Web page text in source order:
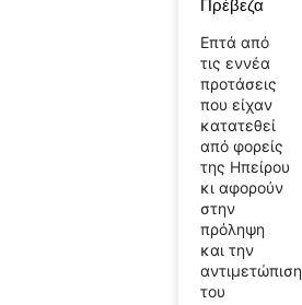
Πρέβεζα
Επτά από
τις εννέα
προτάσεις
που είχαν
κατατεθεί
από φορείς
της Ηπείρου
κι αφορούν
στην
πρόληψη
και την
αντιμετώπιση
του